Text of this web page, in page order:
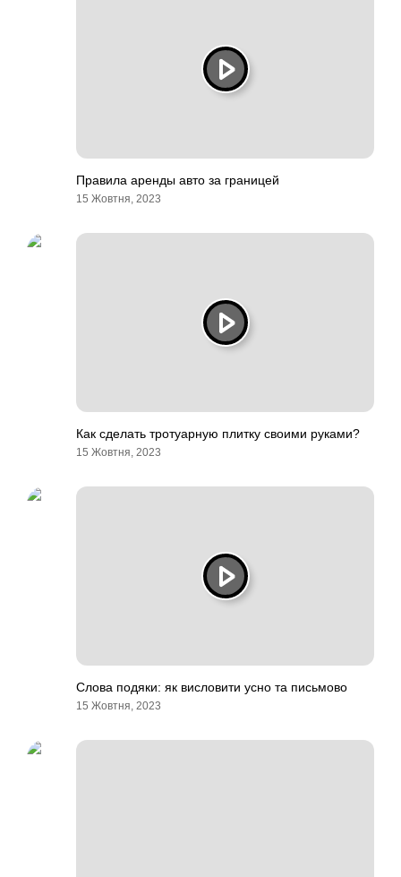
Правила аренды авто за границей
15 Жовтня, 2023
Как сделать тротуарную плитку своими руками?
15 Жовтня, 2023
Слова подяки: як висловити усно та письмово
15 Жовтня, 2023